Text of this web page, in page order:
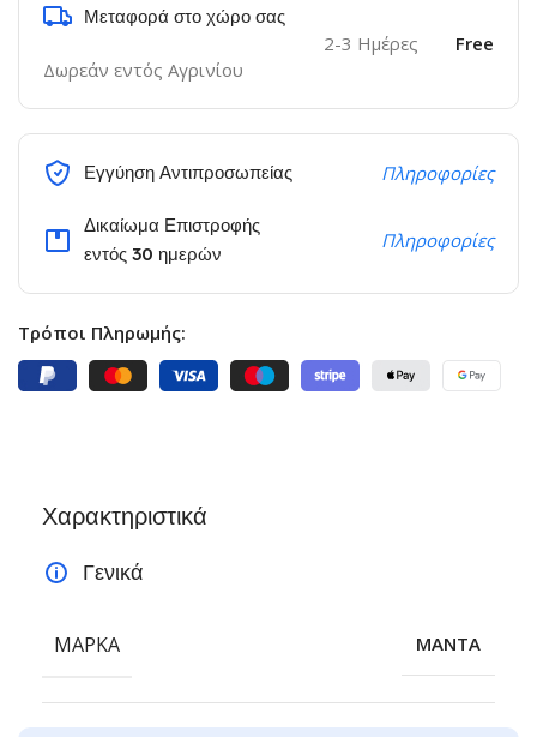
Μεταφορά στο χώρο σας
Δωρεάν εντός Αγρινίου
2-3 Ημέρες Free
Εγγύηση Αντιπροσωπείας Πληροφορίες
Δικαίωμα Επιστροφής
εντός 30 ημερών
Πληροφορίες
Τρόποι Πληρωμής:
Χαρακτηριστικά
Γενικά
ΜΆΡΚΑ MANTA